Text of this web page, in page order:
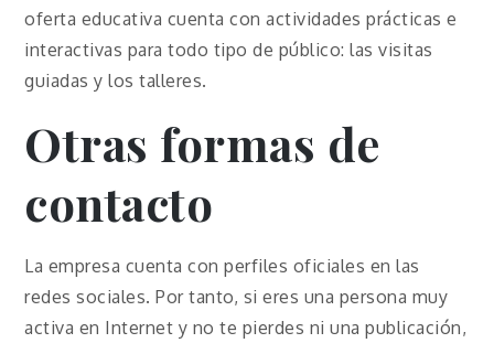
oferta educativa cuenta con actividades prácticas e
interactivas para todo tipo de público: las visitas
guiadas y los talleres.
Otras formas de
contacto
La empresa cuenta con perfiles oficiales en las
redes sociales. Por tanto, si eres una persona muy
activa en Internet y no te pierdes ni una publicación,